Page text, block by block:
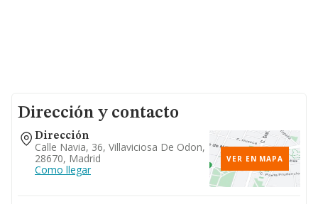
Dirección y contacto
Dirección
Calle Navia, 36, Villaviciosa De Odon,
28670, Madrid
Como llegar
VER EN MAPA